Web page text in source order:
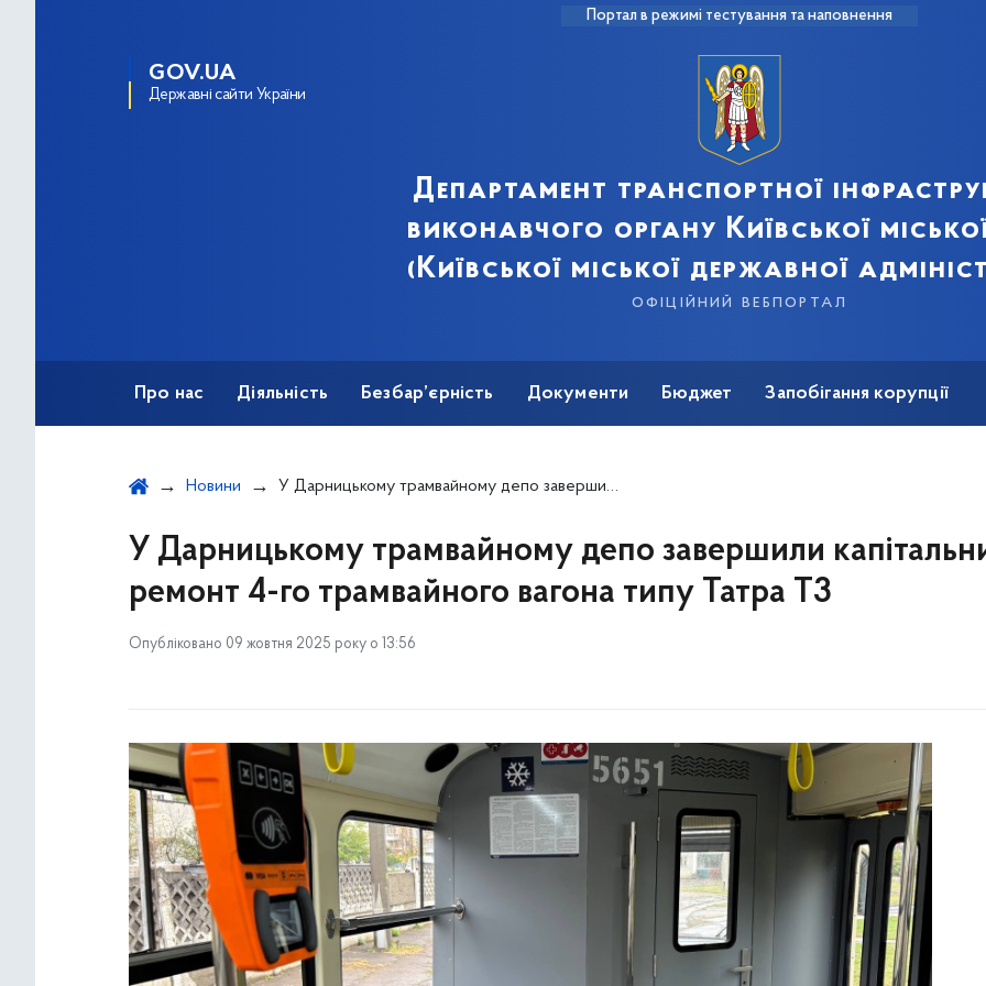
Портал в режимі тестування та наповнення
GOV.UA
Державні сайти України
Департамент транспортної
виконавчого органу Київської
(Київської міської державної
офіційний вебпортал
Про нас Діяльність Безбар’єрність Документи Бюджет Запобігання корупції
Новини У Дарницькому трамвайному депо завершили капітальний ремонт 4-го трамвайного вагона типу Татра Т3
У Дарницькому трамвайному депо завершили
ремонт 4-го трамвайного вагона типу Татра Т3
Опубліковано 09 жовтня 2025 року о 13:56